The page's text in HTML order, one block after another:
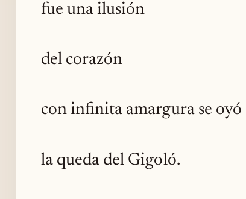
fue una ilusión
del corazón
con infinita amargura se oyó
la queda del Gigoló.